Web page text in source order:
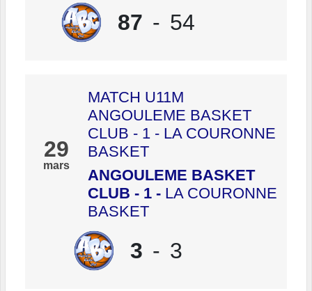
87 - 54
29
mars
MATCH U11M
ANGOULEME BASKET
CLUB - 1 - LA COURONNE
BASKET
ANGOULEME BASKET
CLUB - 1 - LA COURONNE
BASKET
3 - 3